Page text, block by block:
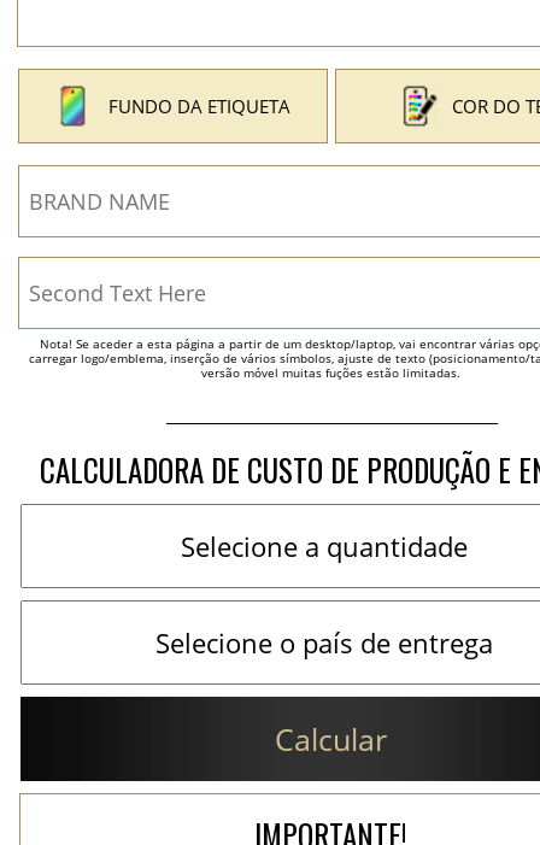
FUNDO DA ETIQUETA COR DO
Nota! Se aceder a esta página a partir de um desktop/laptop, vai encontrar várias
carregar logo/emblema, inserção de vários símbolos, ajuste de texto (posicionamento/
versão móvel muitas fuções estão limitadas.
CALCULADORA DE CUSTO DE PRODUÇÃO E
Calcular
IMPORTANTE!